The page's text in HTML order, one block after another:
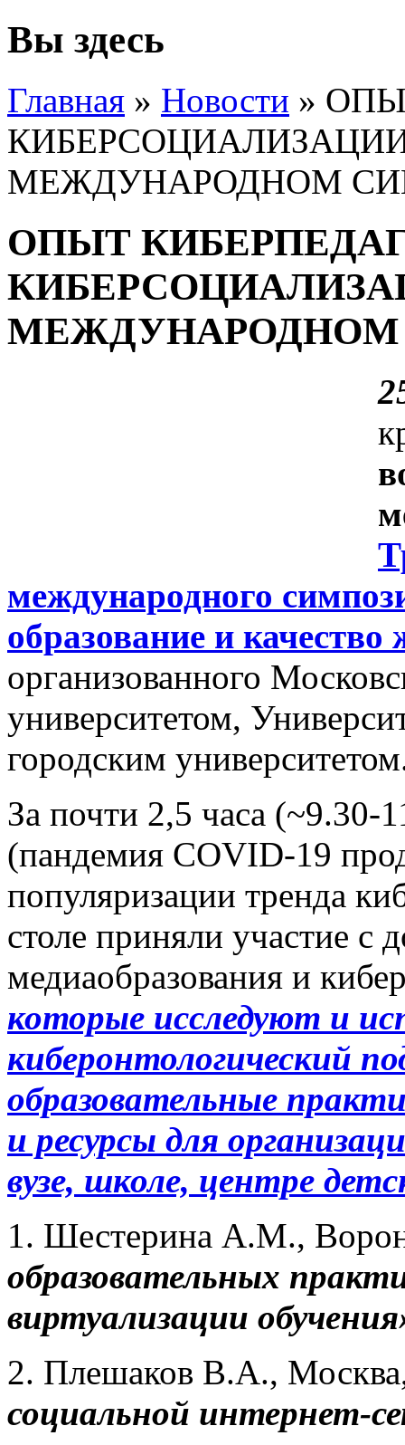
Вы здесь
Главная » Новости »
МЕЖДУНАРОДНОМ
ОПЫТ
международного
образование и качество
организованного
университетом,
городским
За почти 2,5 часа
(пандемия COVID-19
популяризации тренда
столе приняли участие с
медиаобразования и
которые исследуют и
киберонтологический
образовательные
и ресурсы для
вузе, школе, центре
1. Шестерина А.М.,
образовательных
виртуализации
2. Плешаков В.А.,
социальной интернет-